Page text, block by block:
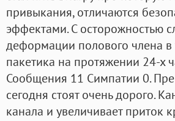
привыкания, отличаются
эффектами. С осторожностью
деформации полового члена в
пакетика на протяжении 24-х
Сообщения 11 Симпатии 0.
сегодня стоят очень дорого.
канала и увеличивает приток